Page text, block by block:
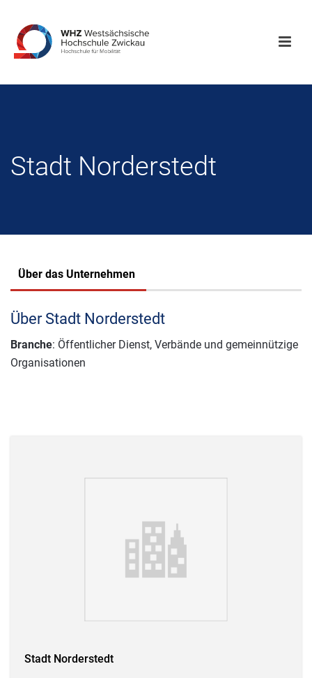
Stadt Norderstedt
Über das Unternehmen
Über Stadt Norderstedt
Branche: Öffentlicher Dienst, Verbände und gemeinnützige
Organisationen
Stadt Norderstedt